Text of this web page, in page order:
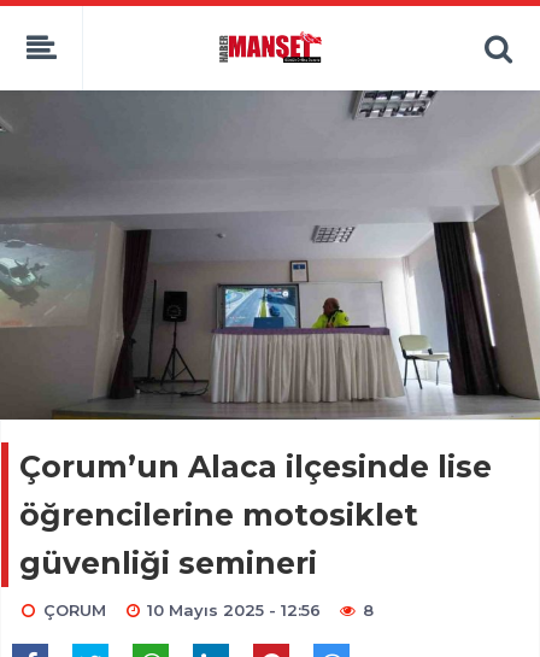
Çorum’un Alaca ilçesinde lise
öğrencilerine motosiklet
güvenliği semineri
ÇORUM 10 Mayıs 2025 - 12:56 8